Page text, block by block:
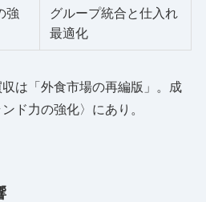
強
グループ統合と仕入れ
最適化
は「外食市場の再編版」。成
ド力の強化〉にあり。